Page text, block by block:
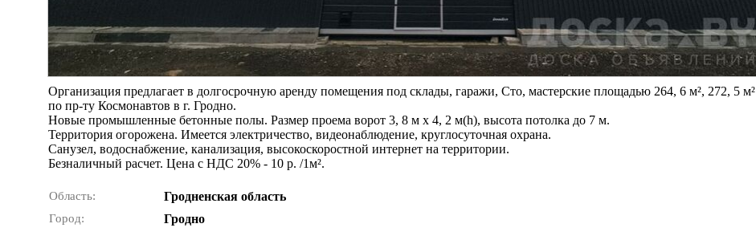
Организация предлагает в долгосрочную аренду помещения под склады, гаражи, Сто, мастерские площадью 264, 6 м², 272, 5 м²
по пр-ту Космонавтов в г. Гродно.
Новые промышленные бетонные полы. Размер проема ворот 3, 8 м х 4, 2 м(h), высота потолка до 7 м.
Территория огорожена. Имеется электричество, видеонаблюдение, круглосуточная охрана.
Санузел, водоснабжение, канализация, высокоскоростной интернет на территории.
Безналичный расчет. Цена с НДС 20% - 10 р. /1м².
Область: Гродненская область
Город: Гродно